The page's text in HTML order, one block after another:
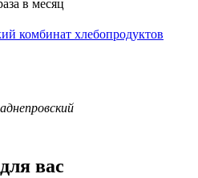
в месяц
комбинат хлебопродуктов
вас